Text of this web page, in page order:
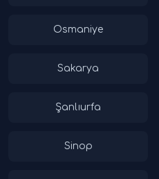
Osmaniye
Sakarya
Şanlıurfa
Sinop